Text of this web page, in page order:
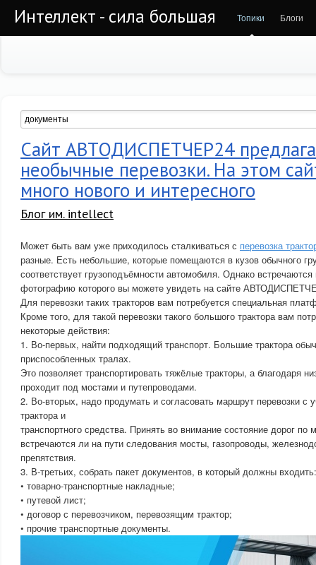
Интеллект - сила большая Топики Блоги
Сайт АВТОДИСПЕТЧЕР24
необычные перевозки. На этом
много нового и интересного
Блог им. intellect
Может быть вам уже приходилось сталкиваться с перевозка
разные. Есть небольшие, которые помещаются в кузов обычного
соответствует грузоподъёмности автомобиля. Однако встречаются
фотографию которого вы можете увидеть на сайте
Для перевозки таких тракторов вам потребуется специальная
Кроме того, для такой перевозки такого большого трактора вам
некоторые действия:
1. Во-первых, найти подходящий транспорт. Большие трактора
приспособленных тралах.
Это позволяет транспортировать тяжёлые тракторы, а благодаря
проходит под мостами и путепроводами.
2. Во-вторых, надо продумать и согласовать маршрут перевозки с
трактора и
транспортного средства. Принять во внимание состояние дорог по
встречаются ли на пути следования мосты, газопроводы,
препятствия.
3. В-третьих, собрать пакет документов, в который должны входить:
• товарно-транспортные накладные;
• путевой лист;
• договор с перевозчиком, перевозящим трактор;
• прочие транспортные документы.